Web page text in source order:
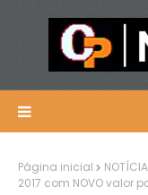
Página inicial
2017 com NOVO valor